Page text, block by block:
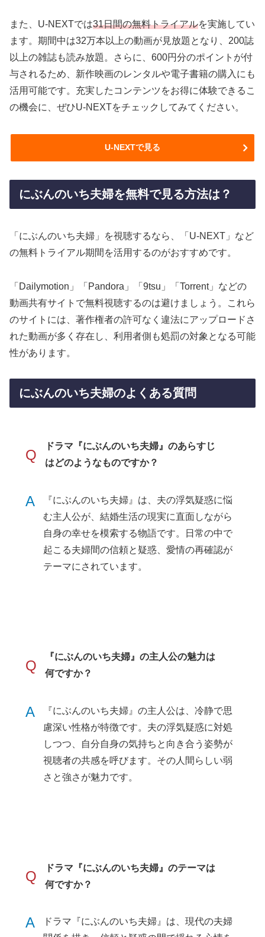
また、U-NEXTでは31日間の無料トライアルを実施してい
ます。期間中は32万本以上の動画が見放題となり、200誌
以上の雑誌も読み放題。さらに、600円分のポイントが付
与されるため、新作映画のレンタルや電子書籍の購入にも
活用可能です。充実したコンテンツをお得に体験できるこ
の機会に、ぜひU-NEXTをチェックしてみてください。
U-NEXTで見る
にぶんのいち夫婦を無料で見る方法は？
「にぶんのいち夫婦」を視聴するなら、「U-NEXT」など
の無料トライアル期間を活用するのがおすすめです。
「Dailymotion」「Pandora」「9tsu」「Torrent」などの
動画共有サイトで無料視聴するのは避けましょう。これら
のサイトには、著作権者の許可なく違法にアップロードさ
れた動画が多く存在し、利用者側も処罰の対象となる可能
性があります。
にぶんのいち夫婦のよくある質問
Q
ドラマ『にぶんのいち夫婦』のあらすじ
はどのようなものですか？
A
『にぶんのいち夫婦』は、夫の浮気疑惑に悩
む主人公が、結婚生活の現実に直面しながら
自身の幸せを模索する物語です。日常の中で
起こる夫婦間の信頼と疑惑、愛情の再確認が
テーマにされています。
Q
『にぶんのいち夫婦』の主人公の魅力は
何ですか？
A
『にぶんのいち夫婦』の主人公は、冷静で思
慮深い性格が特徴です。夫の浮気疑惑に対処
しつつ、自分自身の気持ちと向き合う姿勢が
視聴者の共感を呼びます。その人間らしい弱
さと強さが魅力です。
Q
ドラマ『にぶんのいち夫婦』のテーマは
何ですか？
A
ドラマ『にぶんのいち夫婦』は、現代の夫婦